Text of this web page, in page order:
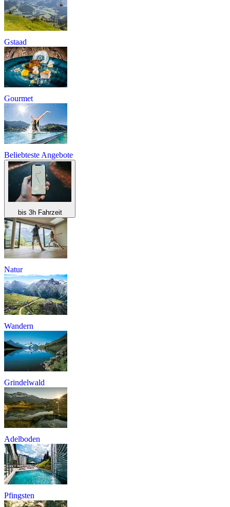
Gstaad
Gourmet
Beliebteste Angebote
bis 3h Fahrzeit
Natur
Wandern
Grindelwald
Adelboden
Pfingsten